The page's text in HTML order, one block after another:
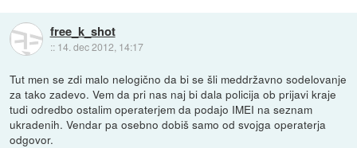
free_k_shot
:: 14. dec 2012, 14:17
Tut men se zdi malo nelogično da bi se šli meddržavno sodelovanje
za tako zadevo. Vem da pri nas naj bi dala policija ob prijavi kraje
tudi odredbo ostalim operaterjem da podajo IMEI na seznam
ukradenih. Vendar pa osebno dobiš samo od svojga operaterja
odgovor.